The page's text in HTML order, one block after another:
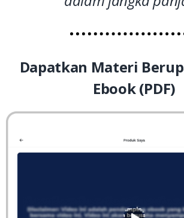
Dapatkan Materi
Ebook (PDF)